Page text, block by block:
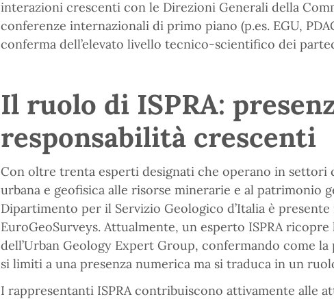
interazioni crescenti con le Direzioni Generali della
conferenze internazionali di primo piano (p.es. EGU,
conferma dell’elevato livello tecnico-scientifico dei
Il ruolo di ISPRA:
responsabilità crescenti
Con oltre trenta esperti designati che operano in settori
urbana e geofisica alle risorse minerarie e al patrimonio
Dipartimento per il Servizio Geologico d’Italia è
EuroGeoSurveys. Attualmente, un esperto ISPRA
dell’Urban Geology Expert Group, confermando come
si limiti a una presenza numerica ma si traduca in un
I rappresentanti ISPRA contribuiscono attivamente alle